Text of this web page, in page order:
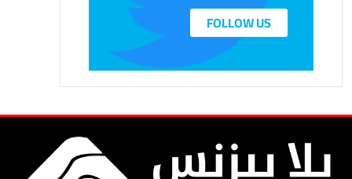
FOLLOW US